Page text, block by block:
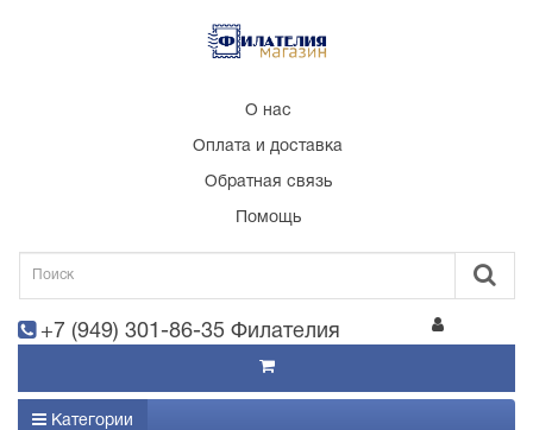
О нас
Оплата и доставка
Обратная связь
Помощь
+7 (949) 301-86-35 Филателия
Категории